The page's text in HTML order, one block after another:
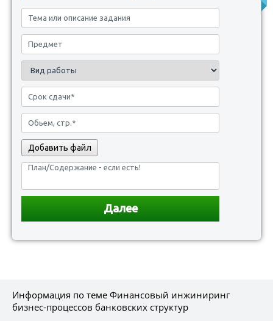
Добавить файл
Информация по теме Финансовый инжиниринг
бизнес-процессов банковских структур